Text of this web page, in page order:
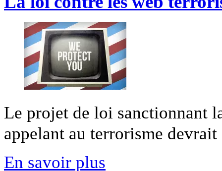
Le projet de loi sanctionnant
appelant au terrorisme
En savoir plus